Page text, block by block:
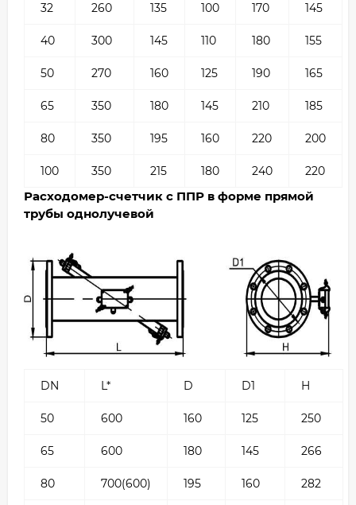
32 260 135 100 170 145
40 300 145 110 180 155
50 270 160 125 190 165
65 350 180 145 210 185
80 350 195 160 220 200
100 350 215 180 240 220
Расходомер-счетчик с ППР в форме прямой
трубы однолучевой
DN L* D D1 H
50 600 160 125 250
65 600 180 145 266
80 700(600) 195 160 282